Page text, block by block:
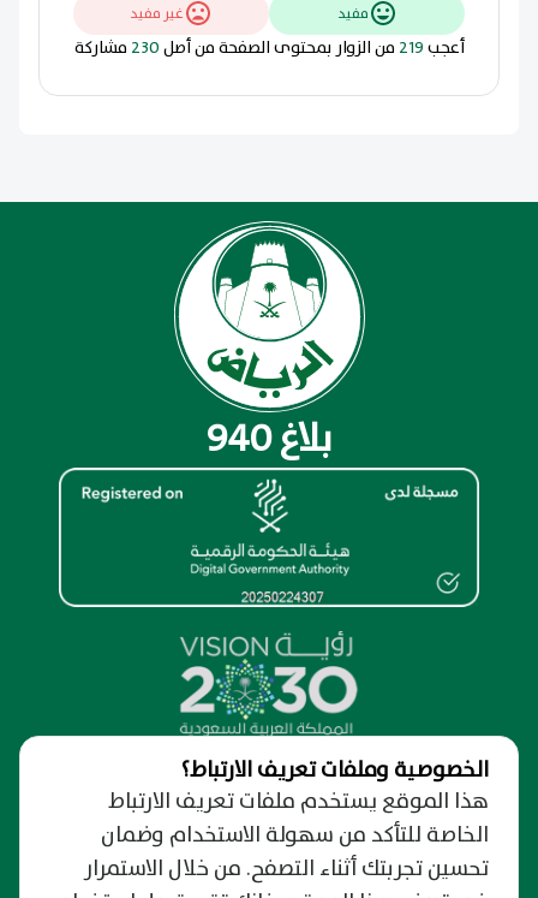
مفيد غير مفيد
أعجب219 من الزوار بمحتوى الصفحة من أصل230 مشاركة
بلاغ 940
نظرة عامة
من نحن
حول البوابة الإلكترونية
الدعم والمساندة
نسعد بتواصلك
روابط مهمة
الخصوصية وملفات تعريف الارتباط؟
هذا الموقع يستخدم ملفات تعريف الارتباط
الخاصة للتأكد من سهولة الاستخدام وضمان
تحسين تجربتك أثناء التصفح. من خلال الاستمرار